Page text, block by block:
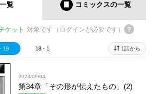
覧 コミックスの一覧
ケット 対象です（ログインが必要です）
19 18 - 1 1話から
2023/09/04
第34章「その形が伝えたもの」(2)